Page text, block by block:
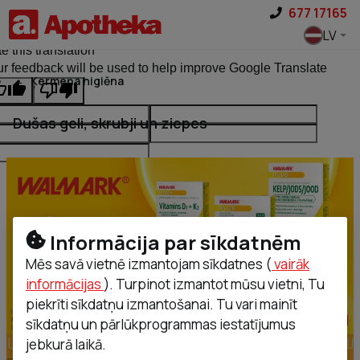
677 17165
LV
Ķermeņa higiēna
Dušas geli, skrubji un ziepes
text
this translation
feedback will be used to help improve Google Translate
Informācija par sīkdatnēm
Mēs savā vietnē izmantojam sīkdatnes (vairāk
informācijas ). Turpinot izmantot mūsu vietni, Tu
piekrīti sīkdatņu izmantošanai. Tu vari mainīt
sīkdatņu un pārlūkprogrammas iestatījumus
jebkurā laikā.